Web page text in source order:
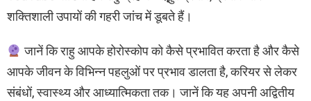
शक्तिशाली उपायों की गहरी जांच में डूबते हैं।
जानें कि राहु आपके होरोस्कोप को कैसे प्रभावित करता है और कैसे
आपके जीवन के विभिन्न पहलुओं पर प्रभाव डालता है, करियर से लेकर
संबंधों, स्वास्थ्य और आध्यात्मिकता तक। जानें कि यह अपनी अद्वितीय